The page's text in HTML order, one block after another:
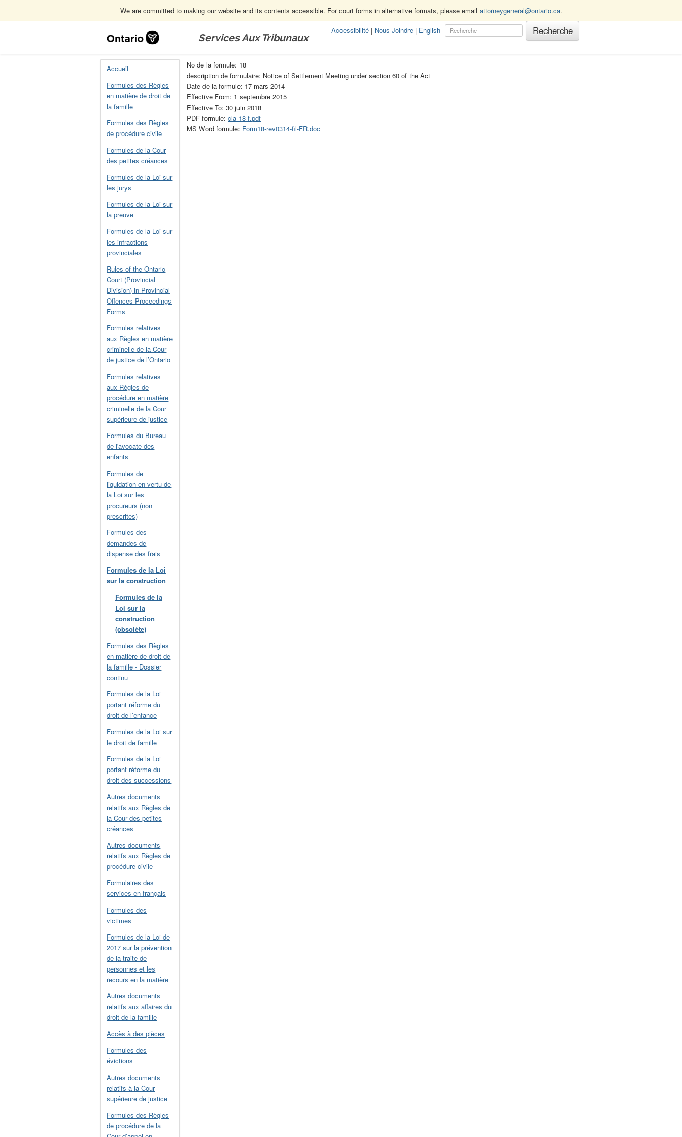
We are committed to making our website and its contents accessible. For court forms in alternative formats, please email attorneygeneral@ontario.ca.
Navigation
Services Aux Tribunaux
Accessibilité| Nous Joindre | English
Accueil
Formules de la Loi sur la construction Formules de la Loi sur la construction (obsolète)
Accueil
Formules des Règles
en matière de droit de
la famille
Formules des Règles
de procédure civile
Formules de la Cour
des petites créances
Formules de la Loi sur
les jurys
Formules de la Loi sur
la preuve
Formules de la Loi sur
les infractions
provinciales
Rules of the Ontario
Court (Provincial
Division) in Provincial
Offences Proceedings
Forms
Formules relatives
aux Règles en matière
criminelle de la Cour
de justice de l’Ontario
Formules relatives
aux Règles de
procédure en matière
criminelle de la Cour
supérieure de justice
Formules du Bureau
de l'avocate des
enfants
Formules de
liquidation en vertu de
la Loi sur les
procureurs (non
prescrites)
Formules des
demandes de
dispense des frais
Formules de la Loi
sur la construction
Formules de la
Loi sur la
construction
(obsolète)
Formules des Règles
en matière de droit de
la famille - Dossier
continu
Formules de la Loi
portant réforme du
droit de l’enfance
Formules de la Loi sur
le droit de famille
Formules de la Loi
portant réforme du
droit des successions
Autres documents
relatifs aux Règles de
la Cour des petites
créances
Autres documents
relatifs aux Règles de
procédure civile
Formulaires des
services en français
Formules des
victimes
Formules de la Loi de
2017 sur la prévention
de la traite de
personnes et les
recours en la matière
Autres documents
relatifs aux affaires du
droit de la famille
Accès à des pièces
Formules des
évictions
Autres documents
relatifs à la Cour
supérieure de justice
Formules des Règles
de procédure de la
No de la formule: 18
description de formulaire: Notice of Settlement Meeting under section 60 of the Act
Date de la formule: 17 mars 2014
Effective From: 1 septembre 2015
Effective To: 30 juin 2018
PDF formule:cla-18-f.pdf
MS Word formule: Form18-rev0314-fil-FR.doc